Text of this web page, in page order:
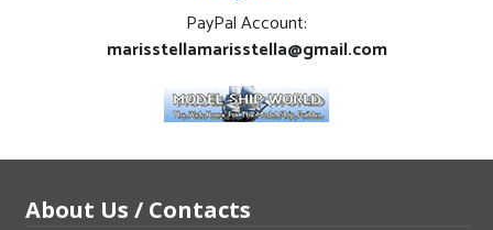
PayPal Account:
marisstellamarisstella@gmail.com
About Us / Contacts